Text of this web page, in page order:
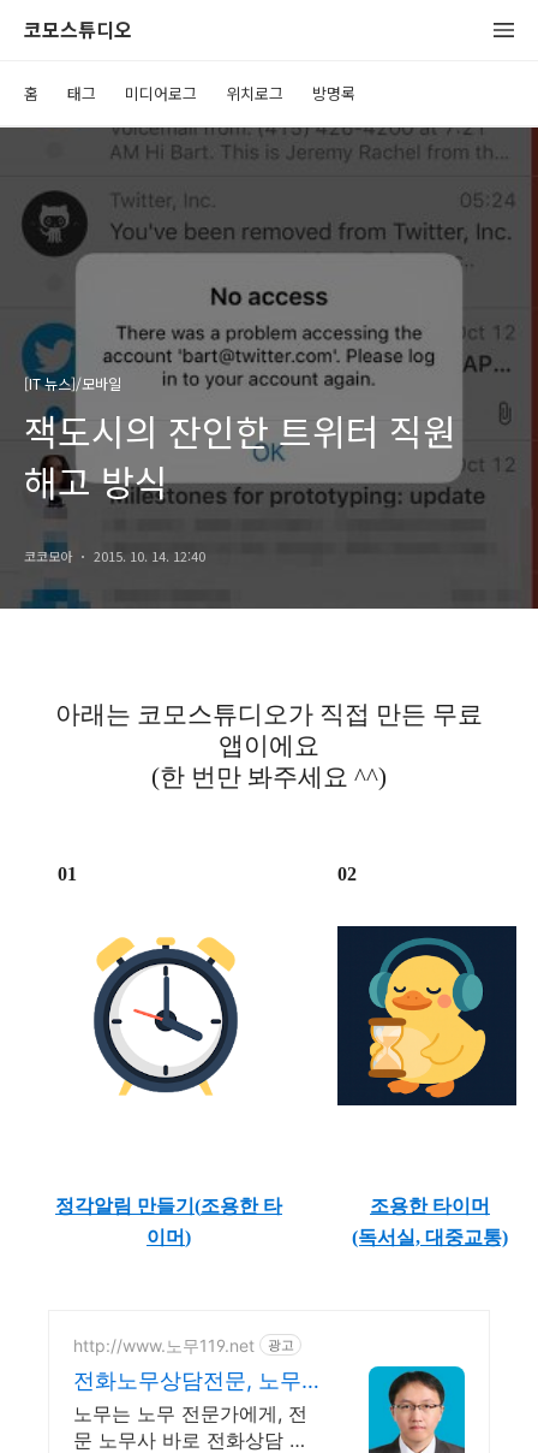
코모스튜디오
홈 태그 미디어로그 위치로그 방명록
[IT 뉴스]/모바일
잭도시의 잔인한 트위터 직원
해고 방식
코코모아 2015. 10. 14. 12:40
아래는 코모스튜디오가 직접 만든 무료
앱이에요
(한 번만 봐주세요 ^^)
01 02
정각알림 만들기(조용한 타
이머)
조용한 타이머
(독서실, 대중교통)
http://www.노무119.net 광고
전화노무상담전문, 노무
119
노무는 노무 전문가에게, 전
문 노무사 바로 전화상담 가